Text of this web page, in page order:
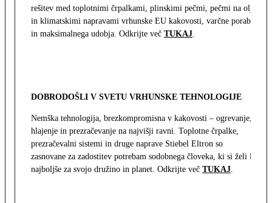
rešitev med toplotnimi črpalkami, plinskimi pečmi, pečmi na olje
in klimatskimi napravami vrhunske EU kakovosti, varčne porabe
in maksimalnega udobja. Odkrijte več TUKAJ.
DOBRODOŠLI V SVETU VRHUNSKE TEHNOLOGIJE
Nemška tehnologija, brezkompromisna v kakovosti – ogrevanje,
hlajenje in prezračevanje na najvišji ravni. Toplotne črpalke,
prezračevalni sistemi in druge naprave Stiebel Eltron so
zasnovane za zadostitev potrebam sodobnega človeka, ki si želi le
najboljše za svojo družino in planet. Odkrijte več TUKAJ.